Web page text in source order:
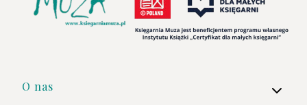
Linki w stopce
O nas